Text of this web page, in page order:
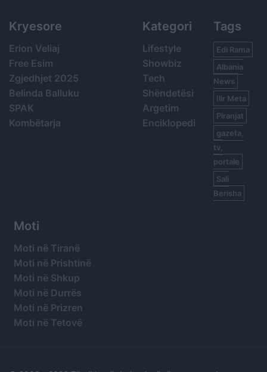
Kryesore
Erion Veliaj
Free Esim
Zgjedhjet 2025
Belinda Balluku
SPAK
Kombëtarja
Kategori
Lifestyle
Showbiz
Tech
Shëndetësi
Argetim
Enciklopedi
Tags
Edi Rama
Albania
News
Ilir Meta
Piranjat
gazeta,
tv,
portale
Sali
Berisha
Moti
Moti në Tiranë
Moti në Prishtinë
Moti në Shkup
Moti në Durrës
Moti në Prizren
Moti në Tetovë